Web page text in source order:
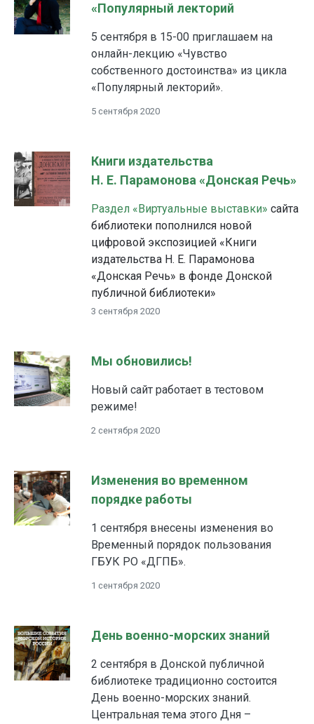
«Популярный лекторий
5 сентября в 15-00 приглашаем на
онлайн-лекцию «Чувство
собственного достоинства» из цикла
«Популярный лекторий».
5 сентября 2020
Книги издательства
Н. Е. Парамонова «Донская Речь»
Раздел «Виртуальные выставки» сайта
библиотеки пополнился новой
цифровой экспозицией «Книги
издательства Н. Е. Парамонова
«Донская Речь» в фонде Донской
публичной библиотеки»
3 сентября 2020
Мы обновились!
Новый сайт работает в тестовом
режиме!
2 сентября 2020
Изменения во временном
порядке работы
1 сентября внесены изменения во
Временный порядок пользования
ГБУК РО «ДГПБ».
1 сентября 2020
День военно-морских знаний
2 сентября в Донской публичной
библиотеке традиционно состоится
День военно-морских знаний.
Центральная тема этого Дня –